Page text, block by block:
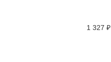
1 327 ₽